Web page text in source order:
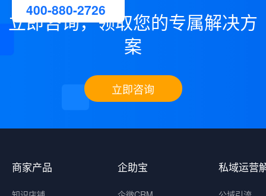
立即咨询，领取您的专属解决方
案
立即咨询
商家产品 企助宝 私域运营
400-880-2726